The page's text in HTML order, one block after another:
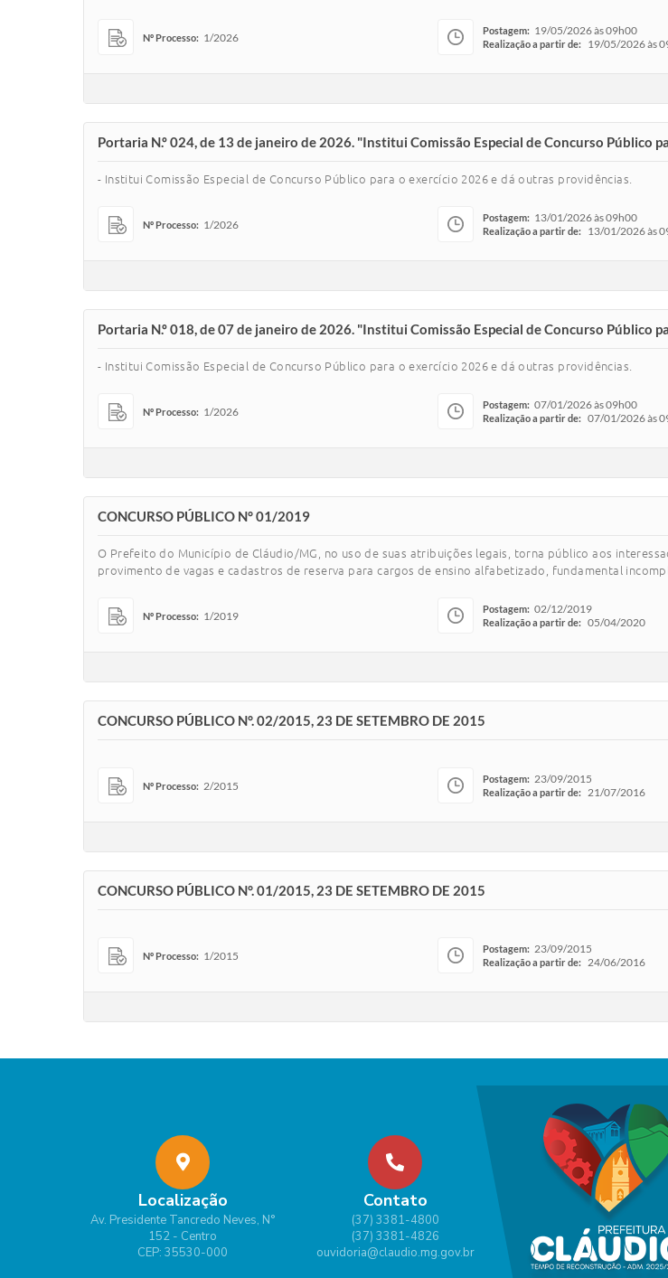
Nº Processo: 1/2026 Postagem: 19/05/2026 às 09h00
Realização a partir de: 19/05/2026 às
Portaria N.º 024, de 13 de janeiro de 2026. "Institui Comissão Especial de Concurso Público
- Institui Comissão Especial de Concurso Público para o exercício 2026 e dá outras providências.
Nº Processo: 1/2026 Postagem: 13/01/2026 às 09h00
Realização a partir de: 13/01/2026 às
Portaria N.º 018, de 07 de janeiro de 2026. "Institui Comissão Especial de Concurso Público
- Institui Comissão Especial de Concurso Público para o exercício 2026 e dá outras providências.
Nº Processo: 1/2026 Postagem: 07/01/2026 às 09h00
Realização a partir de: 07/01/2026 às
CONCURSO PÚBLICO N° 01/2019
O Prefeito do Município de Cláudio/MG, no uso de suas atribuições legais, torna público aos
provimento de vagas e cadastros de reserva para cargos de ensino alfabetizado, fundamental
Nº Processo: 1/2019 Postagem: 02/12/2019
Realização a partir de: 05/04/2020
CONCURSO PÚBLICO N°. 02/2015, 23 DE SETEMBRO DE 2015
Nº Processo: 2/2015 Postagem: 23/09/2015
Realização a partir de: 21/07/2016
CONCURSO PÚBLICO N°. 01/2015, 23 DE SETEMBRO DE 2015
Nº Processo: 1/2015 Postagem: 23/09/2015
Realização a partir de: 24/06/2016
Localização
Av. Presidente Tancredo Neves, N°
152 - Centro
CEP: 35530-000
Contato
(37) 3381-4800
(37) 3381-4826
ouvidoria@claudio.mg.gov.br